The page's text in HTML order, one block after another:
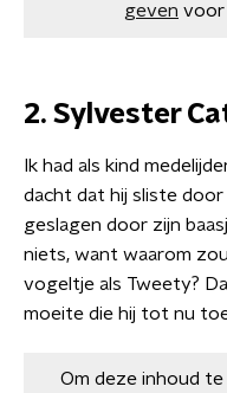
geven voor
2. Sylvester
Ik had als kind
dacht dat hij sliste door
geslagen door zijn
niets, want waarom
vogeltje als Tweety?
moeite die hij tot nu
Om deze inhoud